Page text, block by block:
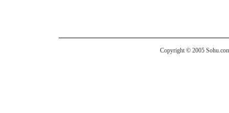
Copyright © 2005